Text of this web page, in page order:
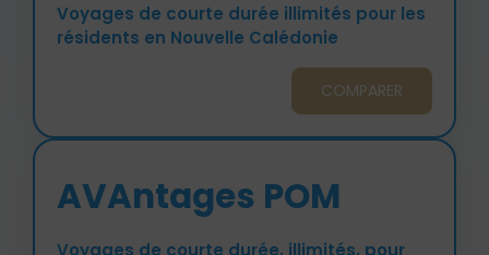
Voyages de courte durée illimités pour les
résidents en Nouvelle Calédonie
COMPARER
AVAntages POM
Voyages de courte durée, illimités, pour